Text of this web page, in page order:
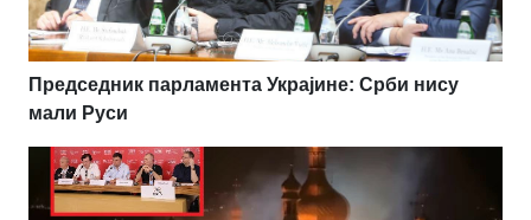
Председник парламента Украјине: Срби нису
мали Руси